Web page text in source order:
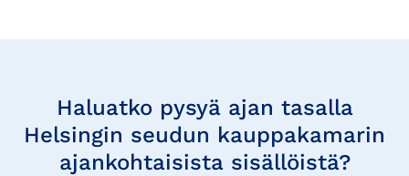
Haluatko pysyä ajan tasalla
Helsingin seudun kauppakamarin
ajankohtaisista sisällöistä?